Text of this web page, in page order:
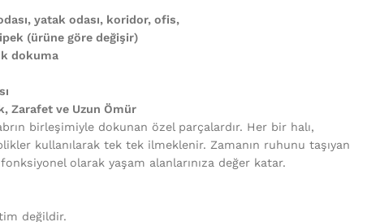
yatak odası, koridor, ofis,
(ürüne göre değişir)
dokuma
Zarafet ve Uzun Ömür
birleşimiyle dokunan özel parçalardır. Her bir halı,
kullanılarak tek tek ilmeklenir. Zamanın ruhunu taşıyan
olarak yaşam alanlarınıza değer katar.
değildir.